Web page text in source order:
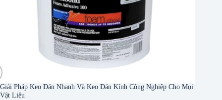
Giải Pháp Keo Dán Nhanh Và Keo Dán Kính Công Nghiệp Cho Mọi
Vật Liệu